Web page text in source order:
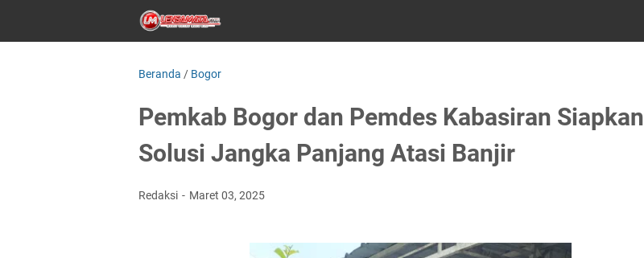
Beranda / Bogor
Pemkab Bogor dan Pemdes Kabasiran Siapkan
Solusi Jangka Panjang Atasi Banjir
Redaksi Maret 03, 2025